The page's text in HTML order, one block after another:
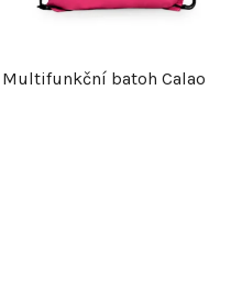
Multifunkční batoh Calao